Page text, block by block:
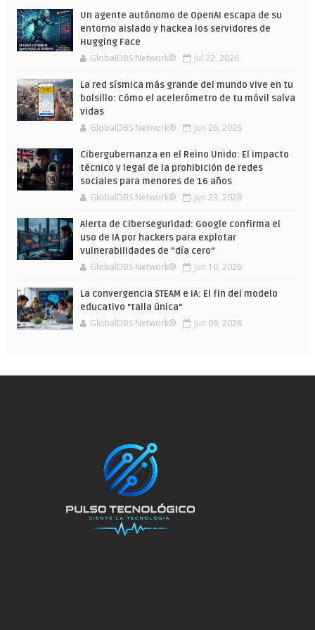
Wars
verano
Un agente autónomo de OpenAI escapa de su
entorno aislado y hackea los servidores de
Hugging Face
GlobalDBS Network® Jul 22, 2026
La red sísmica más grande del mundo vive en tu
bolsillo: Cómo el acelerómetro de tu móvil salva
vidas
GlobalDBS Network® Jun 26, 2026
Cibergubernanza en el Reino Unido: El impacto
técnico y legal de la prohibición de redes
sociales para menores de 16 años
GlobalDBS Network® Jun 23, 2026
Alerta de Ciberseguridad: Google confirma el
uso de IA por hackers para explotar
vulnerabilidades de “día cero”
GlobalDBS Network® Jun 10, 2026
La convergencia STEAM e IA: El fin del modelo
educativo "talla única"
GlobalDBS Network® Jun 09, 2026